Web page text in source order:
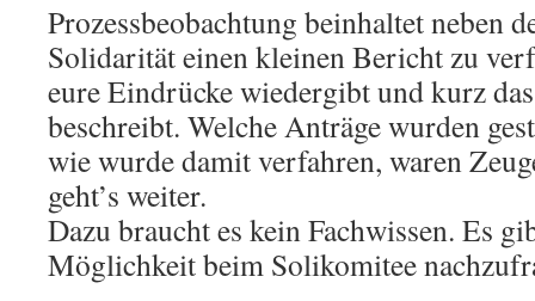
Prozessbeobachtung beinhaltet neben
Solidarität einen kleinen Bericht zu
eure Eindrücke wiedergibt und kurz das
beschreibt. Welche Anträge wurden
wie wurde damit verfahren, waren
geht’s weiter.
Dazu braucht es kein Fachwissen. Es
Möglichkeit beim Solikomitee